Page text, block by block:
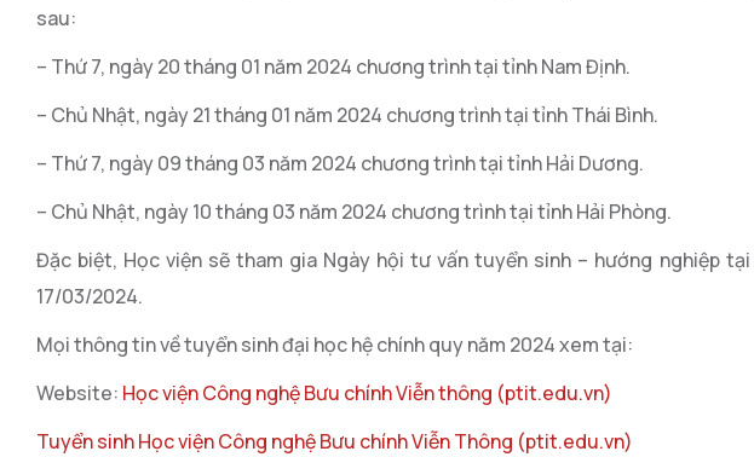
sau:
– Thứ 7, ngày 20 tháng 01 năm 2024 chương trình tại tỉnh Nam Định.
– Chủ Nhật, ngày 21 tháng 01 năm 2024 chương trình tại tỉnh Thái Bình.
– Thứ 7, ngày 09 tháng 03 năm 2024 chương trình tại tỉnh Hải Dương.
– Chủ Nhật, ngày 10 tháng 03 năm 2024 chương trình tại tỉnh Hải Phòng.
Đặc biệt, Học viện sẽ tham gia Ngày hội tư vấn tuyển sinh – hướng nghiệp
17/03/2024.
Mọi thông tin về tuyển sinh đại học hệ chính quy năm 2024 xem tại:
Website: Học viện Công nghệ Bưu chính Viễn thông (ptit.edu.vn)
Tuyển sinh Học viện Công nghệ Bưu chính Viễn Thông (ptit.edu.vn)